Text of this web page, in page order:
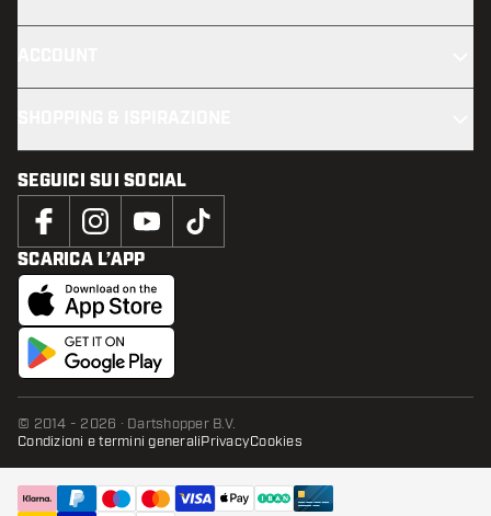
SEGUICI SUI SOCIAL
SCARICA L’APP
© 2014 - 2026 · Dartshopper B.V.
Condizioni e termini generaliPrivacyCookies